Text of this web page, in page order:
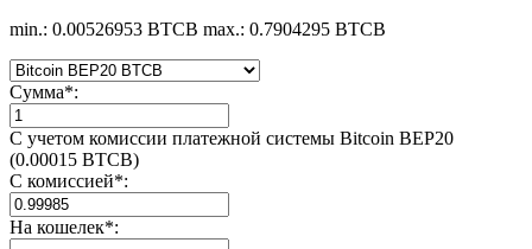
min.: 0.00526953 BTCB max.: 0.7904295 BTCB
Сумма*:
С учетом комиссии платежной системы Bitcoin BEP20
(0.00015 BTCB)
С комиссией*:
На кошелек*: